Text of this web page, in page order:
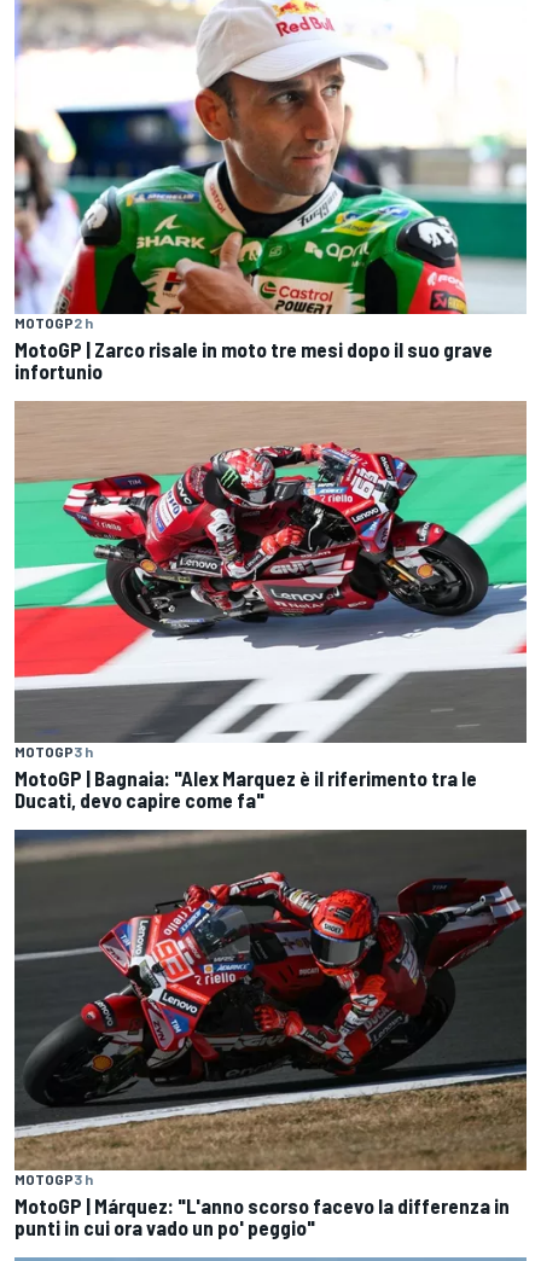
MOTOGP2 h
MotoGP | Zarco risale in moto tre mesi dopo il suo grave
infortunio
MOTOGP3 h
MotoGP | Bagnaia: "Alex Marquez è il riferimento tra le
Ducati, devo capire come fa"
MOTOGP3 h
MotoGP | Márquez: "L'anno scorso facevo la differenza in
punti in cui ora vado un po' peggio"